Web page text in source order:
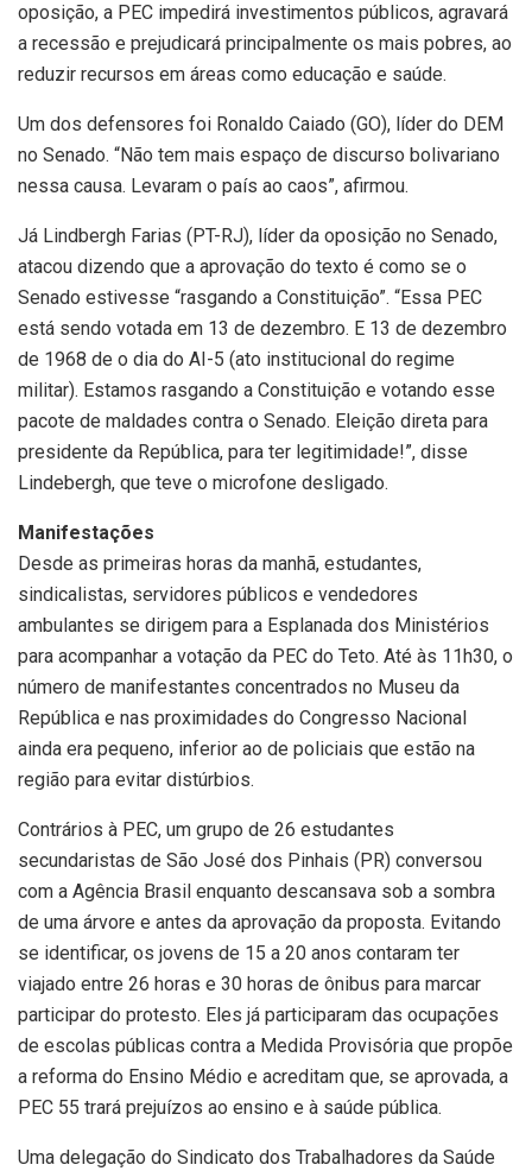
oposição, a PEC impedirá investimentos públicos, agravará
a recessão e prejudicará principalmente os mais pobres, ao
reduzir recursos em áreas como educação e saúde.
Um dos defensores foi Ronaldo Caiado (GO), líder do DEM
no Senado. “Não tem mais espaço de discurso bolivariano
nessa causa. Levaram o país ao caos”, afirmou.
Já Lindbergh Farias (PT-RJ), líder da oposição no Senado,
atacou dizendo que a aprovação do texto é como se o
Senado estivesse “rasgando a Constituição”. “Essa PEC
está sendo votada em 13 de dezembro. E 13 de dezembro
de 1968 de o dia do AI-5 (ato institucional do regime
militar). Estamos rasgando a Constituição e votando esse
pacote de maldades contra o Senado. Eleição direta para
presidente da República, para ter legitimidade!”, disse
Lindebergh, que teve o microfone desligado.
Manifestações
Desde as primeiras horas da manhã, estudantes,
sindicalistas, servidores públicos e vendedores
ambulantes se dirigem para a Esplanada dos Ministérios
para acompanhar a votação da PEC do Teto. Até às 11h30, o
número de manifestantes concentrados no Museu da
República e nas proximidades do Congresso Nacional
ainda era pequeno, inferior ao de policiais que estão na
região para evitar distúrbios.
Contrários à PEC, um grupo de 26 estudantes
secundaristas de São José dos Pinhais (PR) conversou
com a Agência Brasil enquanto descansava sob a sombra
de uma árvore e antes da aprovação da proposta. Evitando
se identificar, os jovens de 15 a 20 anos contaram ter
viajado entre 26 horas e 30 horas de ônibus para marcar
participar do protesto. Eles já participaram das ocupações
de escolas públicas contra a Medida Provisória que propõe
a reforma do Ensino Médio e acreditam que, se aprovada, a
PEC 55 trará prejuízos ao ensino e à saúde pública.
Uma delegação do Sindicato dos Trabalhadores da Saúde